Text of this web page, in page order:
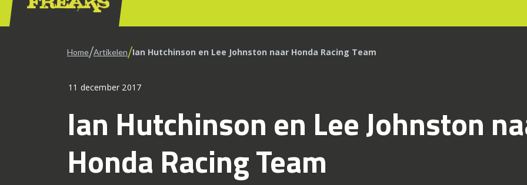
Home/Artikelen/Ian Hutchinson en Lee Johnston naar Honda Racing Team
11 december 2017
Ian Hutchinson en Lee Johnston
Honda Racing Team